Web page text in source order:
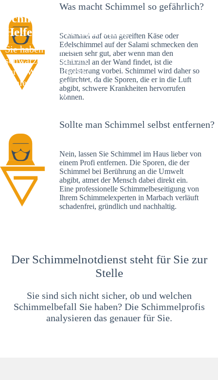
Schimmelexperte in Marbach – Ihr
Helfer an Ort und Stelle
Sie haben kürzlich
schwarze Flecken an
Ihrer Wand entdeckt?
Schlechte Nachrichten:
Sie haben einen
Was macht Schimmel so gefährlich?
Schimmel auf dem gereiften Käse oder
Edelschimmel auf der Salami schmecken den
meisten sehr gut, aber wenn man den
Schimmel an der Wand findet, ist die
Begeisterung vorbei. Schimmel wird daher so
gefürchtet, da die Sporen, die er in die Luft
abgibt, schwere Krankheiten hervorrufen
können.
Sollte man Schimmel selbst entfernen?
Nein, lassen Sie Schimmel im Haus lieber von
einem Profi entfernen. Die Sporen, die der
Schimmel bei Berührung an die Umwelt
abgibt, atmet der Mensch dabei direkt ein.
Eine professionelle Schimmelbeseitigung von
Ihrem Schimmelexperten in Marbach verläuft
schadenfrei, gründlich und nachhaltig.
Der Schimmelnotdienst steht für Sie zur
Stelle
Sie sind sich nicht sicher, ob und welchen
Schimmelbefall Sie haben? Die Schimmelprofis
analysieren das genauer für Sie.